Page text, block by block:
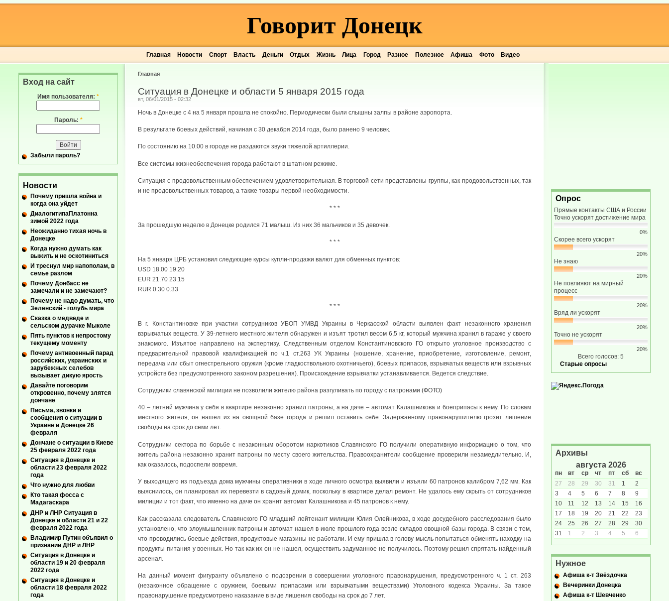
Главная Новости Спорт Власть Деньги Отдых Жизнь Лица Город Разное Полезное Афиша Фото Видео
Говорит Донецк
Главная
Ситуация в Донецке и области 5 января 2015 года
вт, 06/01/2015 - 02:32
Ночь в Донецке с 4 на 5 января прошла не спокойно. Периодически были слышны залпы в районе аэропорта.
В результате боевых действий, начиная с 30 декабря 2014 года, было ранено 9 человек.
По состоянию на 10.00 в городе не раздаются звуки тяжелой артиллерии.
Все системы жизнеобеспечения города работают в штатном режиме.
Ситуация с продовольственным обеспечением удовлетворительная. В торговой сети представлены группы, как продовольственных, так
и не продовольственных товаров, а также товары первой необходимости.
* * *
За прошедшую неделю в Донецке родился 71 малыш. Из них 36 мальчиков и 35 девочек.
* * *
На 5 января ЦРБ установил следующие курсы купли-продажи валют для обменных пунктов:
USD 18.00 19.20
EUR 21.70 23.15
RUR 0.30 0.33
* * *
В г. Константиновке при участии сотрудников УБОП УМВД Украины в Черкасской области выявлен факт незаконного хранения
взрывчатых веществ. У 39-летнего местного жителя обнаружен и изъят тротил весом 6,5 кг, который мужчина хранил в гараже у своего
знакомого. Изъятое направлено на экспертизу. Следственным отделом Константиновского ГО открыто уголовное производство с
предварительной правовой квалификацией по ч.1 ст.263 УК Украины (ношение, хранение, приобретение, изготовление, ремонт,
передача или сбыт огнестрельного оружия (кроме гладкоствольного охотничьего), боевых припасов, взрывчатых веществ или взрывных
устройств без предусмотренного законом разрешения). Происхождение взрывчатки устанавливается. Ведется следствие.
Сотрудники славянской милиции не позволили жителю района разгуливать по городу с патронами (ФОТО)
40 – летний мужчина у себя в квартире незаконно хранил патроны, а на даче – автомат Калашникова и боеприпасы к нему. По словам
местного жителя, он нашел их на овощной базе города и решил оставить себе. Задержанному правонарушителю грозит лишение
свободы на срок до семи лет.
Сотрудники сектора по борьбе с незаконным оборотом наркотиков Славянского ГО получили оперативную информацию о том, что
житель района незаконно хранит патроны по месту своего жительства. Правоохранители сообщение проверили незамедлительно. И,
как оказалось, подоспели вовремя.
У выходящего из подъезда дома мужчины оперативники в ходе личного осмотра выявили и изъяли 60 патронов калибром 7,62 мм. Как
выяснилось, он планировал их перевезти в садовый домик, поскольку в квартире делал ремонт. Не удалось ему скрыть от сотрудников
милиции и тот факт, что именно на даче он хранит автомат Калашникова и 45 патронов к нему.
Как рассказала следователь Славянского ГО младший лейтенант милиции Юлия Олейникова, в ходе досудебного расследования было
установлено, что злоумышленник патроны и автомат нашел в июле прошлого года возле складов овощной базы города. В связи с тем,
что проводились боевые действия, продуктовые магазины не работали. И ему пришла в голову мысль попытаться обменять находку на
продукты питания у военных. Но так как их он не нашел, осуществить задуманное не получилось. Поэтому решил спрятать найденный
арсенал.
На данный момент фигуранту объявлено о подозрении в совершении уголовного правонарушения, предусмотренного ч. 1 ст. 263
(незаконное обращение с оружием, боевыми припасами или взрывчатыми веществами) Уголовного кодекса Украины. За такое
правонарушение предусмотрено наказание в виде лишения свободы на срок до 7 лет.
Вход на сайт
Имя пользователя: *
Пароль: *
Забыли пароль?
Новости
Почему пришла война и
когда она уйдет
ДиалогитипаПлатонна
зимой 2022 года
Неожиданно тихая ночь в
Донецке
Когда нужно думать как
выжить и не оскотиниться
И треснул мир напополам, в
семье разлом
Почему Донбасс не
замечали и не замечают?
Почему не надо думать, что
Зеленский - голубь мира
Сказка о медведе и
сельском дурачке Мыколе
Пять пунктов к непростому
текущему моменту
Почему антивоенный парад
российских, украинских и
зарубежных селебов
вызывает дикую ярость
Давайте поговорим
откровенно, почему злятся
дончане
Письма, звонки и
сообщения о ситуации в
Украине и Донецке 26
февраля
Дончане о ситуации в Киеве
25 февраля 2022 года
Ситуация в Донецке и
области 23 февраля 2022
года
Что нужно для любви
Кто такая фосса с
Мадагаскара
ДНР и ЛНР Ситуация в
Донецке и области 21 и 22
февраля 2022 года
Владимир Путин объявил о
признании ДНР и ЛНР
Ситуация в Донецке и
области 19 и 20 февраля
2022 года
Ситуация в Донецке и
области 18 февраля 2022
года
Опрос
Прямые контакты США и России
Точно ускорят достижение мира
0%
Скорее всего ускорят
20%
Не знаю
20%
Не повлияют на мирный
процесс
20%
Вряд ли ускорят
20%
Точно не ускорят
20%
Всего голосов: 5
Старые опросы
Архивы
августа 2026
пн вт ср чт пт сб
вс
27
28 29 30 31 1
2
3
4 5 6 7 8
9
10
11 12 13 14 15
16
17
18 19 20 21 22
23
24
25 26 27 28 29
30
31
1 2 3 4 5 6
Нужное
Афиша к-т Звёздочка
Вечеринки Донецка
Афиша к-т Шевченко